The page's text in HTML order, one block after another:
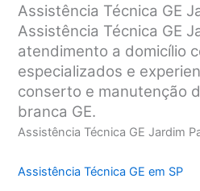
Assistência Técnica GE
Assistência Técnica GE
atendimento a domicílio
especializados e
conserto e manutenção
branca GE.
Assistência Técnica GE Jardim
Assistência Técnica GE em SP